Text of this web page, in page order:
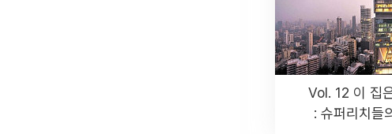
Vol. 12 이 집
: 슈퍼리치들